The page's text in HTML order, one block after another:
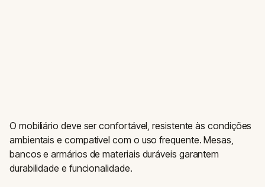
O mobiliário deve ser confortável, resistente às condições
ambientais e compatível com o uso frequente. Mesas,
bancos e armários de materiais duráveis garantem
durabilidade e funcionalidade.